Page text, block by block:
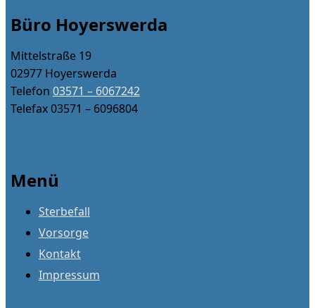
Büro Hoyerswerda
Mittelstraße 19
02977 Hoyerswerda
Telefon 03571 – 6067242
Telefax 03571 – 6096804
Menü
Sterbefall
Vorsorge
Kontakt
Impressum